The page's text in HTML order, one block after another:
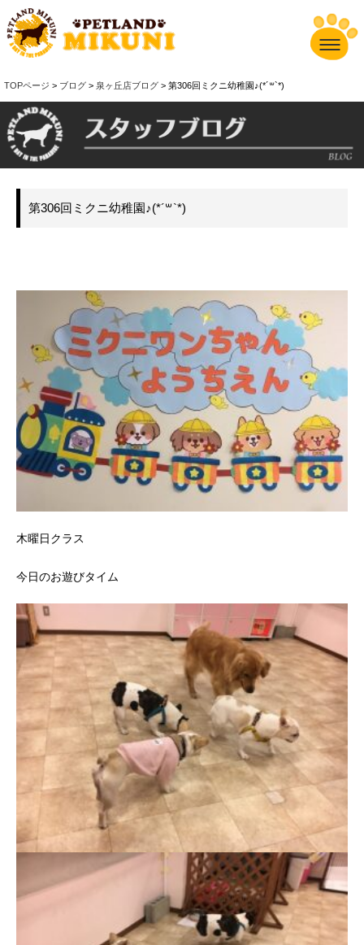
TOPページ > ブログ > 泉ヶ丘店ブログ > 第306回ミクニ幼稚園♪(*´꒳`*)
第306回ミクニ幼稚園♪(*´꒳`*)
木曜日クラス
今日のお遊びタイム